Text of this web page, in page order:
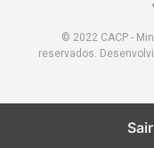
© 2022 CACP -
reservados.